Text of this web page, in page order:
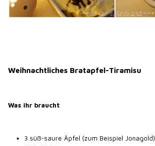
Weihnachtliches Bratapfel-Tiramisu
Was ihr braucht
3 süß-saure Äpfel (zum Beispiel Jonagold)